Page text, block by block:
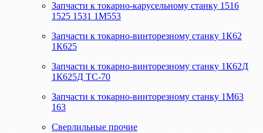
Запчасти к токарно-карусельному станку 1516
1525 1531 1М553
Запчасти к токарно-винторезному станку 1К62
1К625
Запчасти к токарно-винторезному станку 1К62Д
1К625Д ТС-70
Запчасти к токарно-винторезному станку 1М63
163
Сверлильные прочие